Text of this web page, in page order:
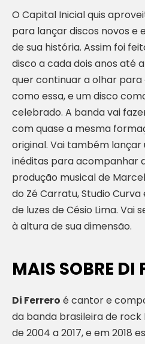
O Capital Inicial quis
para lançar discos novos e
de sua história. Assim foi
disco a cada dois anos até
quer continuar a olhar
como essa, e um disco
celebrado. A banda vai
com quase a mesma
original. Vai também lançar
inéditas para acompanhar
produção musical de
do Zé Carratu, Studio
de luzes de Césio Lima. Vai
à altura de sua dimensão.
MAIS SOBRE DI
Di Ferrero é cantor e
da banda brasileira de rock
de 2004 a 2017, e em 2018